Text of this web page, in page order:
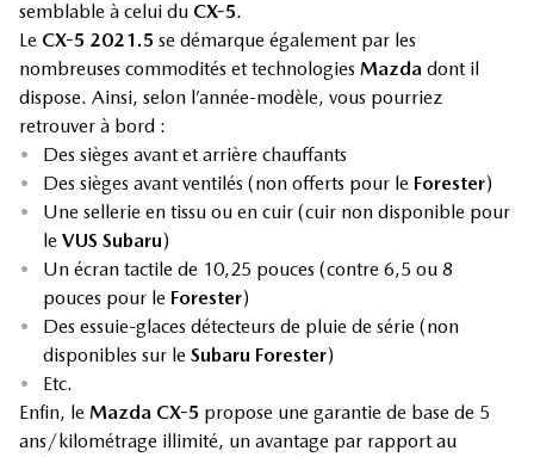
semblable à celui du CX-5.
Le CX-5 2021.5 se démarque également par les
nombreuses commodités et technologies Mazda dont il
dispose. Ainsi, selon l’année-modèle, vous pourriez
retrouver à bord :
•
Des sièges avant et arrière chauffants
•
Des sièges avant ventilés (non offerts pour le Forester)
•
Une sellerie en tissu ou en cuir (cuir non disponible pour
le VUS Subaru)
•
Un écran tactile de 10,25 pouces (contre 6,5 ou 8
pouces pour le Forester)
•
Des essuie-glaces détecteurs de pluie de série (non
disponibles sur le Subaru Forester)
•
Etc.
Enfin, le Mazda CX-5 propose une garantie de base de 5
ans/kilométrage illimité, un avantage par rapport au